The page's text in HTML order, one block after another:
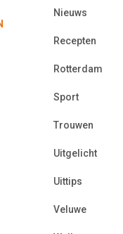
Nieuws
Recepten
Rotterdam
Sport
Trouwen
Uitgelicht
Uittips
Veluwe